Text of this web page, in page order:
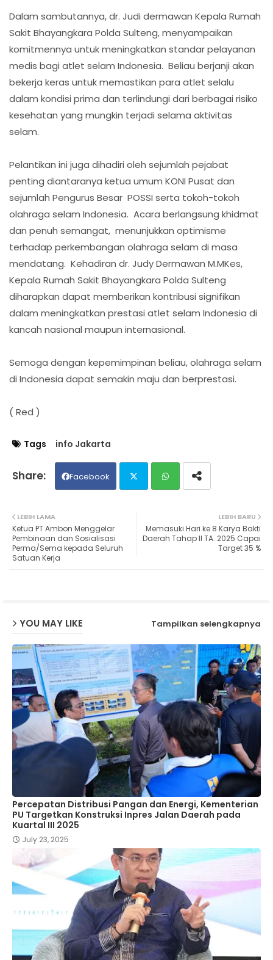
Dalam sambutannya, dr. Judi dermawan Kepala Rumah
Sakit Bhayangkara Polda Sulteng, menyampaikan
komitmennya untuk meningkatkan standar pelayanan
medis bagi atlet selam Indonesia. Beliau berjanji akan
bekerja keras untuk memastikan para atlet selalu
dalam kondisi prima dan terlindungi dari berbagai risiko
kesehatan yang mungkin terjadi selama aktivitas
selam.
Pelantikan ini juga dihadiri oleh sejumlah pejabat
penting diantaranya ketua umum KONI Pusat dan
sejumlah Pengurus Besar POSSI serta tokoh-tokoh
olahraga selam Indonesia. Acara berlangsung khidmat
dan penuh semangat, menunjukkan optimisme
terhadap perkembangan olahraga selam di masa
mendatang. Kehadiran dr. Judy Dermawan M.MKes,
Kepala Rumah Sakit Bhayangkara Polda Sulteng
diharapkan dapat memberikan kontribusi signifikan
dalam meningkatkan prestasi atlet selam Indonesia di
kancah nasional maupun internasional.
Semoga dengan kepemimpinan beliau, olahraga selam
di Indonesia dapat semakin maju dan berprestasi.
( Red )
Tags info Jakarta
Facebook
ats
LEBIH BARU
Memasuki Hari ke 8 Karya Bakti
Daerah Tahap II TA. 2025 Capai
Target 35 %
LEBIH LAMA
Ketua PT Ambon Menggelar
Pembinaan dan Sosialisasi
Perma/Sema kepada Seluruh
Satuan Kerja
YOU MAY LIKE Tampilkan selengkapnya
Percepatan Distribusi Pangan dan Energi, Kementerian
PU Targetkan Konstruksi Inpres Jalan Daerah pada
Kuartal III 2025
July 23, 2025